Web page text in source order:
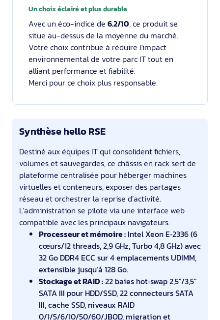
Un choix éclairé et plus durable
Avec un éco-indice de 6.2/10, ce produit se
situe au-dessus de la moyenne du marché.
Votre choix contribue à réduire l'impact
environnemental de votre parc IT tout en
alliant performance et fiabilité.
Merci pour ce choix plus responsable.
Synthèse hello RSE
Destiné aux équipes IT qui consolident fichiers,
volumes et sauvegardes, ce châssis en rack sert de
plateforme centralisée pour héberger machines
virtuelles et conteneurs, exposer des partages
réseau et orchestrer la reprise d’activité.
L’administration se pilote via une interface web
compatible avec les principaux navigateurs.
Processeur et mémoire : Intel Xeon E‑2336 (6
cœurs/12 threads, 2,9 GHz, Turbo 4,8 GHz) avec
32 Go DDR4 ECC sur 4 emplacements UDIMM,
extensible jusqu’à 128 Go.
Stockage et RAID :22 baies hot‑swap 2,5"/3,5"
SATA III pour HDD/SSD, 22 connecteurs SATA
III, cache SSD, niveaux RAID
0/1/5/6/10/50/60/JBOD, migration et